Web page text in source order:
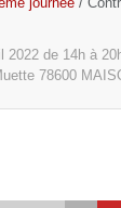
2022 de 14h à
78600